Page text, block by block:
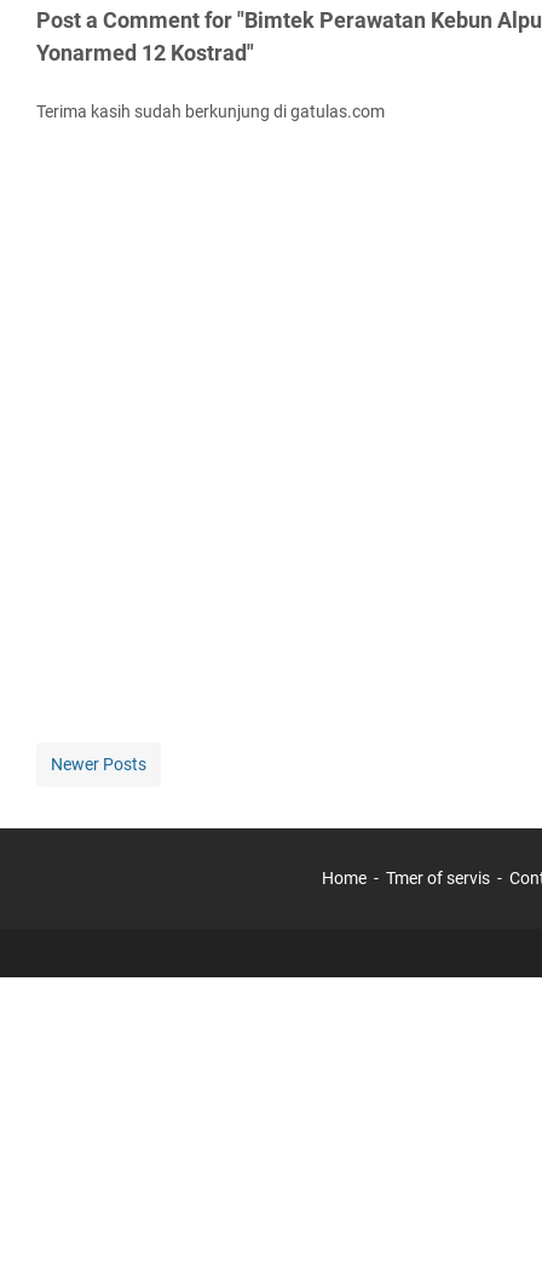
Post a Comment for "Bimtek Perawatan Kebun
Yonarmed 12 Kostrad"
Terima kasih sudah berkunjung di gatulas.com
Newer Posts
Home Tmer of servis